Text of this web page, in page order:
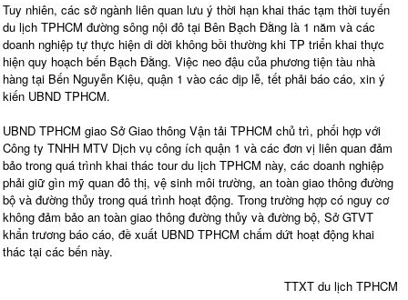
Tuy nhiên, các sở ngành liên quan lưu ý thời hạn khai thác tạm thời tuyến
du lịch TPHCM đường sông nội đô tại Bên Bạch Đằng là 1 năm và các
doanh nghiệp tự thực hiện di dời không bồi thường khi TP triển khai thực
hiện quy hoạch bến Bạch Đằng. Việc neo đậu của phương tiện tàu nhà
hàng tại Bến Nguyễn Kiệu, quận 1 vào các dịp lễ, tết phải báo cáo, xin ý
kiến UBND TPHCM.
UBND TPHCM giao Sở Giao thông Vận tải TPHCM chủ trì, phối hợp với
Công ty TNHH MTV Dịch vụ công ích quận 1 và các đơn vị liên quan đảm
bảo trong quá trình khai thác tour du lịch TPHCM này, các doanh nghiệp
phải giữ gìn mỹ quan đô thị, vệ sinh môi trường, an toàn giao thông đường
bộ và đường thủy trong quá trình hoạt động. Trong trường hợp có nguy cơ
không đảm bảo an toàn giao thông đường thủy và đường bộ, Sở GTVT
khẩn trương báo cáo, đề xuất UBND TPHCM chấm dứt hoạt động khai
thác tại các bến này.
TTXT du lịch TPHCM